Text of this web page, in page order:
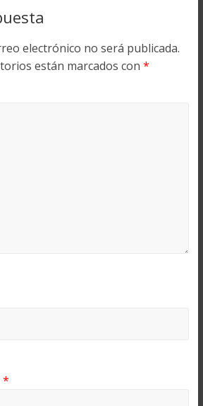
electrónico no será publicada.
están marcados con *
*